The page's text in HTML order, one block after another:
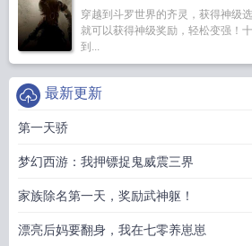
穿越到斗罗世界的齐灵，获得神级
就可以获得神级奖励，轻松变强！
到...
最新更新
第一天骄
梦幻西游：我押镖捉鬼威震三界
家族除名第一天，奖励武神躯！
漂亮后妈要翻身，我在七零养崽崽